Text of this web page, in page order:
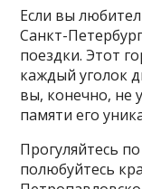
Если вы
Санкт-
поездки. Этот
каждый уголок
вы, конечно, не
памяти его
Прогуляйтесь
полюбуйтесь